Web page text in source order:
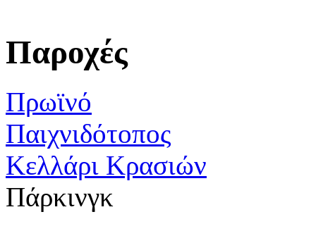
Παροχές
Πρωϊνό
Παιχνιδότοπος
Κελλάρι Κρασιών
Πάρκινγκ